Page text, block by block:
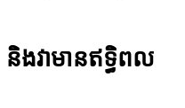
និងវាមានឥទ្ធិពល